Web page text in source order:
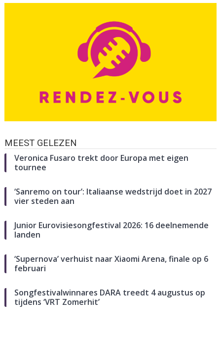
MEEST GELEZEN
Veronica Fusaro trekt door Europa met eigen
tournee
‘Sanremo on tour’: Italiaanse wedstrijd doet in 2027
vier steden aan
Junior Eurovisiesongfestival 2026: 16 deelnemende
landen
‘Supernova’ verhuist naar Xiaomi Arena, finale op 6
februari
Songfestivalwinnares DARA treedt 4 augustus op
tijdens ‘VRT Zomerhit’